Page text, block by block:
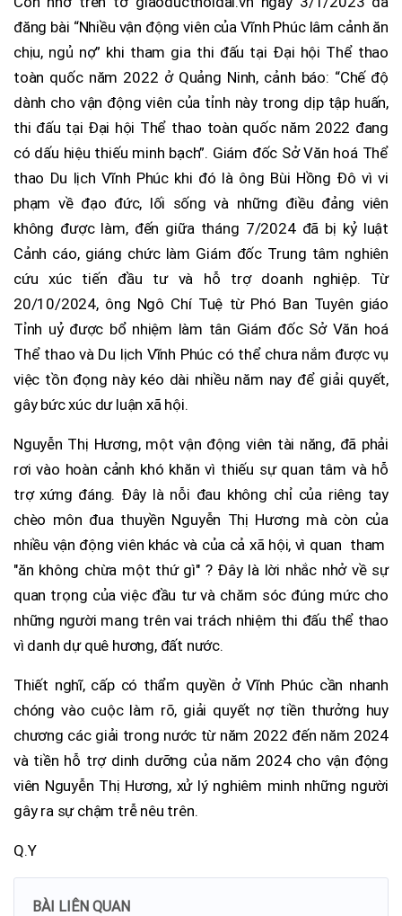
đăng bài “Nhiều vận động viên của Vĩnh Phúc lâm cảnh ăn
chịu, ngủ nợ” khi tham gia thi đấu tại Đại hội Thể thao
toàn quốc năm 2022 ở Quảng Ninh, cảnh báo: “Chế độ
dành cho vận động viên của tỉnh này trong dịp tập huấn,
thi đấu tại Đại hội Thể thao toàn quốc năm 2022 đang
có dấu hiệu thiếu minh bạch”. Giám đốc Sở Văn hoá Thể
thao Du lịch Vĩnh Phúc khi đó là ông Bùi Hồng Đô vì vi
phạm về đạo đức, lối sống và những điều đảng viên
không được làm, đến giữa tháng 7/2024 đã bị kỷ luật
Cảnh cáo, giáng chức làm Giám đốc Trung tâm nghiên
cứu xúc tiến đầu tư và hỗ trợ doanh nghiệp. Từ
20/10/2024, ông Ngô Chí Tuệ từ Phó Ban Tuyên giáo
Tỉnh uỷ được bổ nhiệm làm tân Giám đốc Sở Văn hoá
Thể thao và Du lịch Vĩnh Phúc có thể chưa nắm được vụ
việc tồn đọng này kéo dài nhiều năm nay để giải quyết,
gây bức xúc dư luận xã hội.
Nguyễn Thị Hương, một vận động viên tài năng, đã phải
rơi vào hoàn cảnh khó khăn vì thiếu sự quan tâm và hỗ
trợ xứng đáng. Đây là nỗi đau không chỉ của riêng tay
chèo môn đua thuyền Nguyễn Thị Hương mà còn của
nhiều vận động viên khác và của cả xã hội, vì quan tham
"ăn không chừa một thứ gì" ? Đây là lời nhắc nhở về sự
quan trọng của việc đầu tư và chăm sóc đúng mức cho
những người mang trên vai trách nhiệm thi đấu thể thao
vì danh dự quê hương, đất nước.
Thiết nghĩ, cấp có thẩm quyền ở Vĩnh Phúc cần nhanh
chóng vào cuộc làm rõ, giải quyết nợ tiền thưởng huy
chương các giải trong nước từ năm 2022 đến năm 2024
và tiền hỗ trợ dinh dưỡng của năm 2024 cho vận động
viên Nguyễn Thị Hương, xử lý nghiêm minh những người
gây ra sự chậm trễ nêu trên.
Q.Y
BÀI LIÊN QUAN